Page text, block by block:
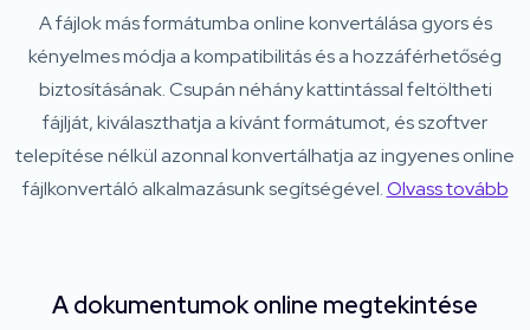
A fájlok más formátumba online konvertálása gyors és
kényelmes módja a kompatibilitás és a hozzáférhetőség
biztosításának. Csupán néhány kattintással feltöltheti
fájlját, kiválaszthatja a kívánt formátumot, és szoftver
telepítése nélkül azonnal konvertálhatja az ingyenes online
fájlkonvertáló alkalmazásunk segítségével.Olvass tovább
A dokumentumok online megtekintése